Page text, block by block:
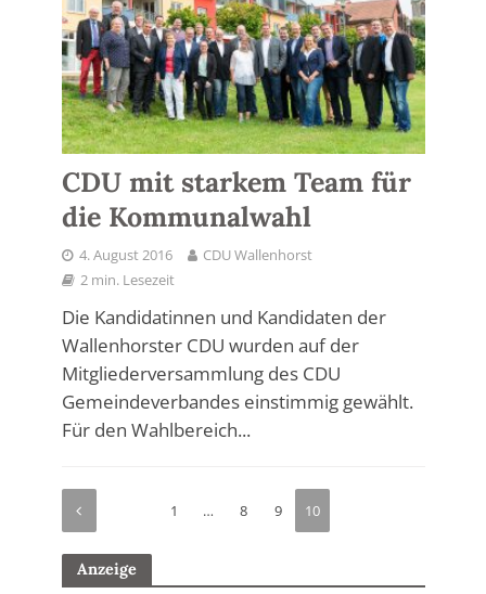
CDU mit starkem Team für
die Kommunalwahl
4. August 2016
CDU Wallenhorst
2 min. Lesezeit
Die Kandidatinnen und Kandidaten der
Wallenhorster CDU wurden auf der
Mitgliederversammlung des CDU
Gemeindeverbandes einstimmig gewählt.
Für den Wahlbereich...
1 … 8 9 10
Anzeige